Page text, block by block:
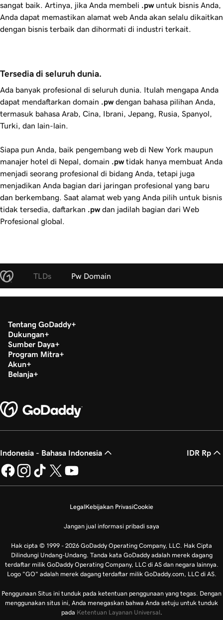
sangat baik. Artinya, jika Anda membeli .pwuntuk bisnis Anda,
Anda dapat memastikan alamat web Anda akan selalu dikaitkan
dengan bisnis terbaik dan dihormati di industri terkait.
Tersedia di seluruh dunia.
Ada banyak profesional di seluruh dunia. Itulah mengapa Anda
dapat mendaftarkan domain .pwdengan bahasa pilihan Anda,
termasuk bahasa Arab, Cina, Ibrani, Jepang, Rusia, Spanyol,
Turki, dan lain-lain.
Siapa pun Anda, baik pengembang web di New York maupun
manajer hotel di Nepal, domain .pwtidak hanya membuat Anda
menjadi seorang profesional di bidang Anda, tetapi juga
menjadikan Anda bagian dari jaringan profesional yang baru
dan berkembang. Saat alamat web yang Anda pilih untuk bisnis
tidak tersedia, daftarkan .pwdan jadilah bagian dari Web
Profesional global.
TLDs Pw Domain
Tentang GoDaddy
Dukungan
Sumber Daya
Program Mitra
Akun
Belanja
Indonesia - Bahasa Indonesia IDR Rp
LegalKebijakan PrivasiCookie
Jangan jual informasi pribadi saya
Hak cipta © 1999 - 2026 GoDaddy Operating Company, LLC. Hak Cipta
Dilindungi Undang-Undang. Tanda kata GoDaddy adalah merek dagang
terdaftar milik GoDaddy Operating Company, LLC di AS dan negara lainnya.
Logo "GO" adalah merek dagang terdaftar milik GoDaddy.com, LLC di AS.
Penggunaan Situs ini tunduk pada ketentuan penggunaan yang tegas. Dengan
menggunakan situs ini, Anda menegaskan bahwa Anda setuju untuk tunduk
pada Ketentuan Layanan Universal.